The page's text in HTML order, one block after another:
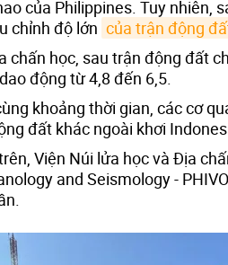
của Philippines. Tuy nhiên,
chỉnh độ lớn của trận động
chấn học, sau trận động đất
động từ 4,8 đến 6,5.
khoảng thời gian, các cơ
đất khác ngoài khơi
Viện Núi lửa học và Địa
and Seismology -